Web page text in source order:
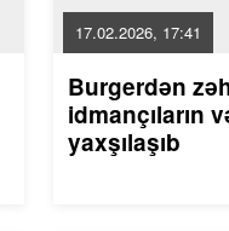
17.02.2026, 17:41
Burgerdən
idmançıların
yaxşılaşıb